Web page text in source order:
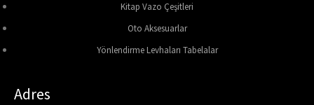
Kitap Vazo Çeşitleri
Oto Aksesuarlar
Yönlendirme Levhaları Tabelalar
Adres